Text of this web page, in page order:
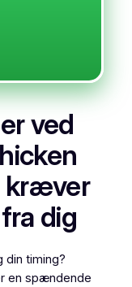
ved
kræver
dig
din timing?
en spændende